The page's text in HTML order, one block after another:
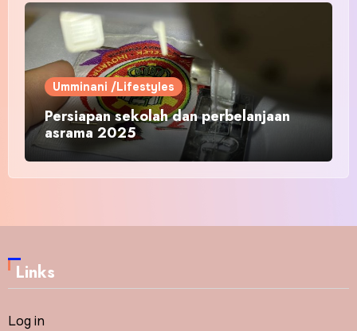
Umminani /Lifestyles
Persiapan sekolah dan perbelanjaan
asrama 2025
Links
Log in